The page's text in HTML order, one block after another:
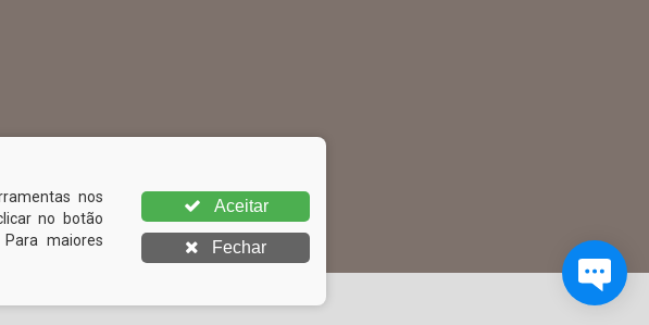
nos
no botão
maiores
Aceitar
Fechar